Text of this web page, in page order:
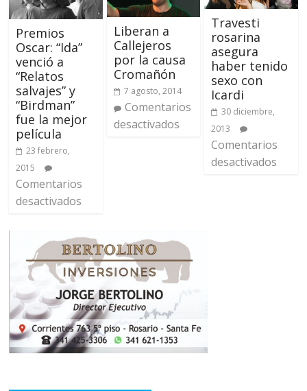
Premios
Oscar: “Ida”
venció a
“Relatos
salvajes” y
“Birdman”
fue la mejor
película
23 febrero,
2015
Comentarios
desactivados
Liberan a
Callejeros
por la causa
Cromañón
7 agosto, 2014
Comentarios
desactivados
Travesti
rosarina
asegura
haber tenido
sexo con
Icardi
30 diciembre,
2013
Comentarios
desactivados